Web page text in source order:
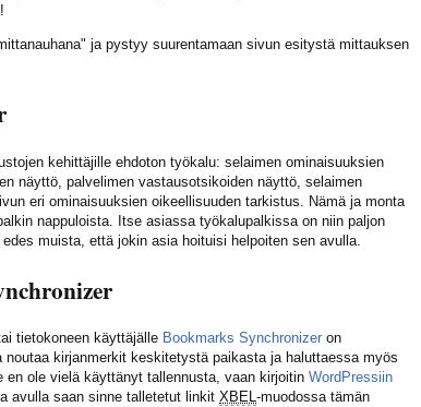
ja pystyy suurentamaan sivun esitystä mittauksen
kehittäjille ehdoton työkalu: selaimen ominaisuuksien
näyttö, palvelimen vastausotsikoiden näyttö, selaimen
eri ominaisuuksien oikeellisuuden tarkistus. Nämä ja monta
nappuloista. Itse asiassa työkalupalkissa on niin paljon
muista, että jokin asia hoituisi helpoiten sen avulla.
tietokoneen käyttäjälle Bookmarks Synchronizer on
noutaa kirjanmerkit keskitetystä paikasta ja haluttaessa myös
en ole vielä käyttänyt tallennusta, vaan kirjoitin WordPressiin
avulla saan sinne talletetut linkit XBEL-muodossa tämän